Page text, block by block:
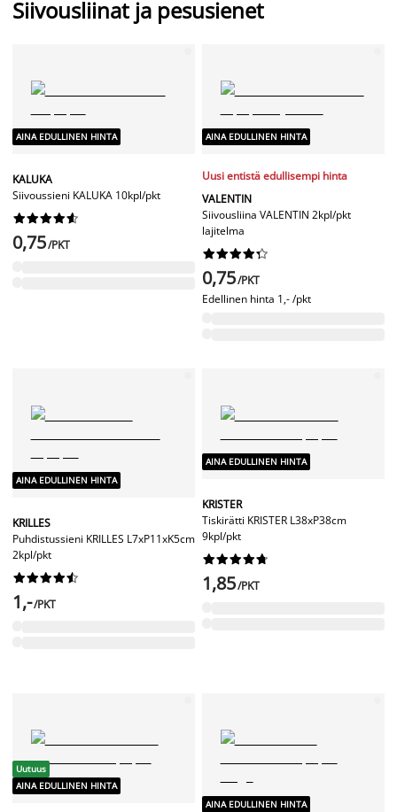
Siivousliinat ja pesusienet
AINA EDULLINEN HINTA
KALUKA
Siivoussieni KALUKA 10kpl/pkt






0,75/PKT
AINA EDULLINEN HINTA
Uusi entistä edullisempi hinta
VALENTIN
Siivousliina VALENTIN 2kpl/pkt
lajitelma






0,75/PKT
Edellinen hinta 1,- /pkt
AINA EDULLINEN HINTA
KRILLES
Puhdistussieni KRILLES L7xP11xK5cm
2kpl/pkt






1,-/PKT
AINA EDULLINEN HINTA
KRISTER
Tiskirätti KRISTER L38xP38cm
9kpl/pkt






1,85/PKT
Uutuus
AINA EDULLINEN HINTA
AINA EDULLINEN HINTA